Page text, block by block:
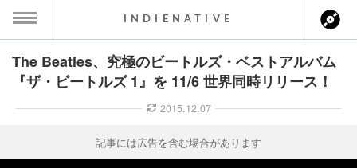
MENU
INDIENATIVE
The Beatles、究極のビートルズ・ベストアルバム
『ザ・ビートルズ 1』を 11/6 世界同時リリース！
2015.12.07
記事には広告を含む場合があります